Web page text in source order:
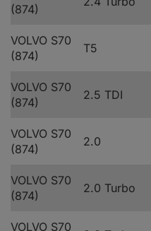
(874)
VOLVO S70
(874)
T5
VOLVO S70
(874)
2.5 TDI
VOLVO S70
(874)
2.0
VOLVO S70
(874)
2.0 Turbo
VOLVO S70